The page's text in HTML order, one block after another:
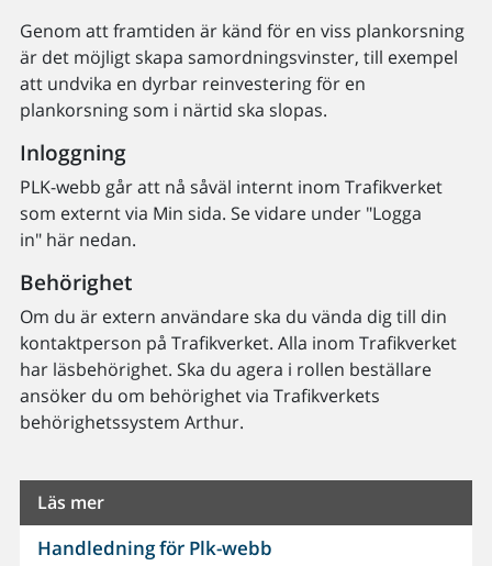
Genom att framtiden är känd för en viss plankorsning
är det möjligt skapa samordningsvinster, till exempel
att undvika en dyrbar reinvestering för en
plankorsning som i närtid ska slopas.
Inloggning
PLK-webb går att nå såväl internt inom Trafikverket
som externt via Min sida. Se vidare under "Logga
in" här nedan.
Behörighet
Om du är extern användare ska du vända dig till din
kontaktperson på Trafikverket. Alla inom Trafikverket
har läsbehörighet. Ska du agera i rollen beställare
ansöker du om behörighet via Trafikverkets
behörighetssystem Arthur.
Läs mer
Handledning för Plk-webb